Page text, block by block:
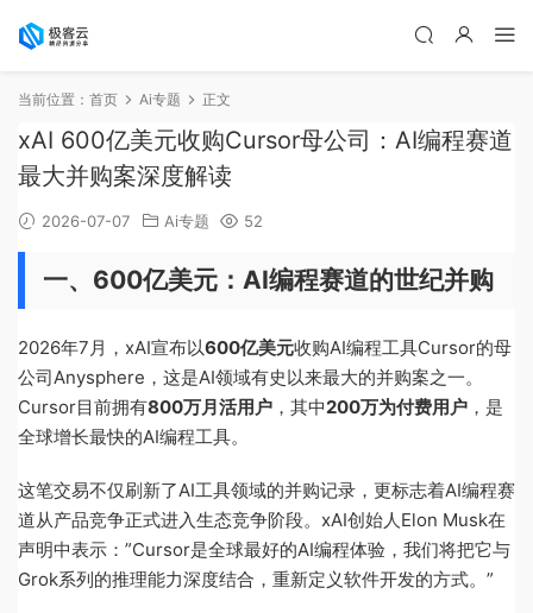
当前位置： 首页 Ai专题 正文
xAI 600亿美元收购Cursor母公司：AI编程赛道
最大并购案深度解读
2026-07-07 Ai专题 52
一、600亿美元：AI编程赛道的世纪并购
2026年7月，xAI宣布以600亿美元收购AI编程工具Cursor的母
公司Anysphere，这是AI领域有史以来最大的并购案之一。
Cursor目前拥有800万月活用户 ，其中200万为付费用户 ，是
全球增长最快的AI编程工具。
这笔交易不仅刷新了AI工具领域的并购记录，更标志着AI编程赛
道从产品竞争正式进入生态竞争阶段。xAI创始人Elon Musk在
声明中表示：”Cursor是全球最好的AI编程体验，我们将把它与
Grok系列的推理能力深度结合，重新定义软件开发的方式。”